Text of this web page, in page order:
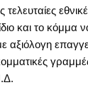
και το κόμμα